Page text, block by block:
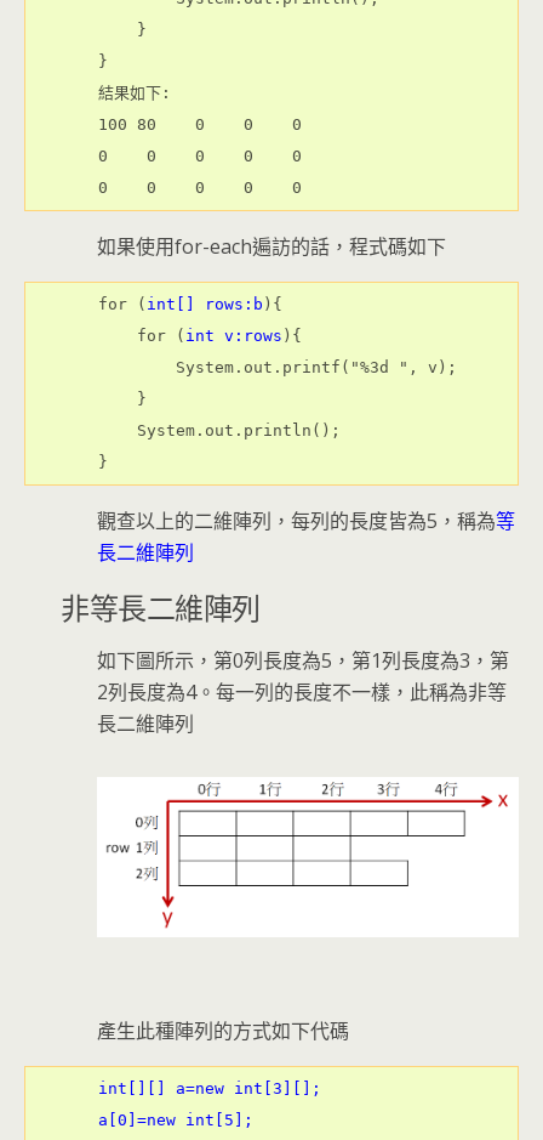
    }
}
結果如下:
100 80    0    0    0
0    0    0    0    0
0    0    0    0    0
如果使用for-each遍訪的話，程式碼如下
for ( int[] rows:b ){
    for (
int v:rows ){
        System.out.printf("%3d ", v);
    }
    System.out.println();
}
觀查以上的二維陣列，每列的長度皆為5，稱為等
長二維陣列
非等長二維陣列
如下圖所示，第0列長度為5，第1列長度為3，第
2列長度為4。每一列的長度不一樣，此稱為非等
長二維陣列
產生此種陣列的方式如下代碼
int[][] a=new int[3][];
a[0]=new int[5];